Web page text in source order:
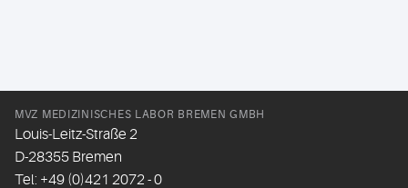
MVZ MEDIZINISCHES LABOR BREMEN GMBH
Louis-Leitz-Straße 2
D-28355 Bremen
Tel: +49 (0)421 2072 - 0